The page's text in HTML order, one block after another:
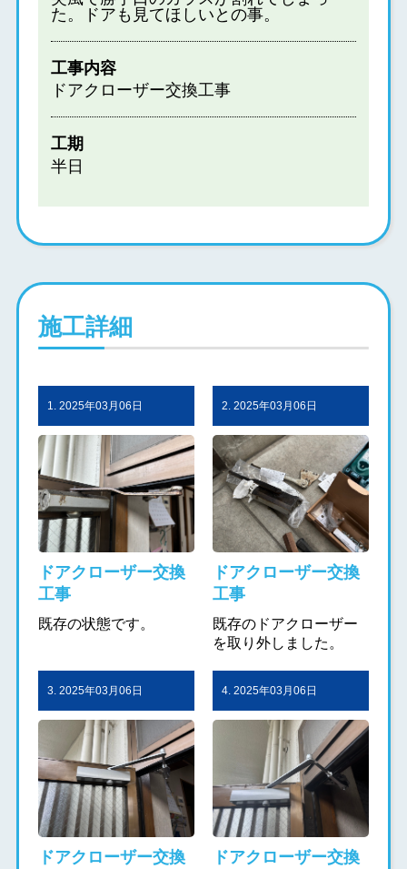
た。ドアも見てほしいとの事。
工事内容
ドアクローザー交換工事
工期
半日
施工詳細
1. 2025年03月06日
ドアクローザー交換
工事
既存の状態です。
2. 2025年03月06日
ドアクローザー交換
工事
既存のドアクローザー
を取り外しました。
3. 2025年03月06日
ドアクローザー交換
4. 2025年03月06日
ドアクローザー交換